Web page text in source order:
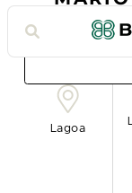
Lagoa